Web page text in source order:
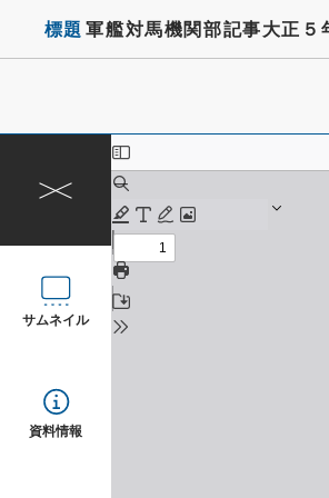
標題 軍艦対馬機関部記事大正５
サムネイル
資料情報